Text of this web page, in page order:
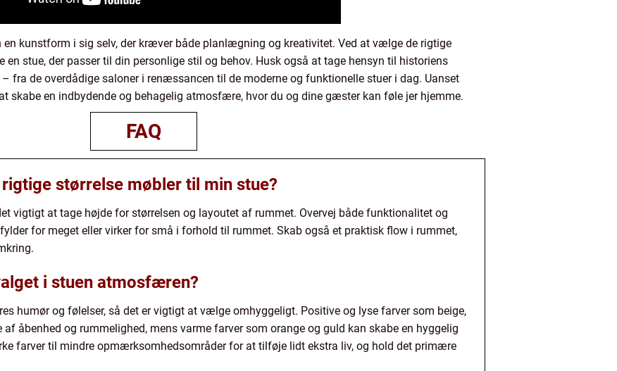
en kunstform i sig selv, der kræver både planlægning og kreativitet. Ved at vælge de rigtige
en stue, der passer til din personlige stil og behov. Husk også at tage hensyn til historiens
fra de overdådige saloner i renæssancen til de moderne og funktionelle stuer i dag. Uanset
skabe en indbydende og behagelig atmosfære, hvor du og dine gæster kan føle jer hjemme.
FAQ
størrelse møbler til min stue?
vigtigt at tage højde for størrelsen og layoutet af rummet. Overvej både funktionalitet og
for meget eller virker for små i forhold til rummet. Skab også et praktisk flow i rummet,
i stuen atmosfæren?
humør og følelser, så det er vigtigt at vælge omhyggeligt. Positive og lyse farver som beige,
åbenhed og rummelighed, mens varme farver som orange og guld kan skabe en hyggelig
farver til mindre opmærksomhedsområder for at tilføje lidt ekstra liv, og hold det primære